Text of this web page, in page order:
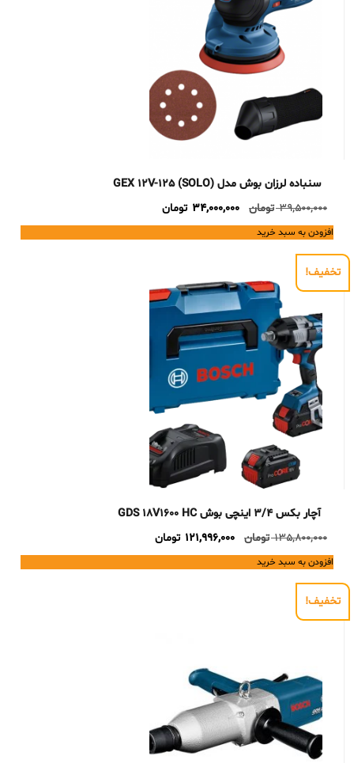
سنباده لرزان بوش مدل GEX 12V-125 (SOLO)
39,500,000 تومان
Original
price
was:
34,000,000 تومانCurrent
price
is:
افزودن به سبد خرید
تخفیف!
آچار بکس 3/4 اینچی بوش GDS 18V1600 HC
135,800,000 تومان
Original
price
was:
121,996,000 تومانCurrent
price
is:
افزودن به سبد خرید
تخفیف!